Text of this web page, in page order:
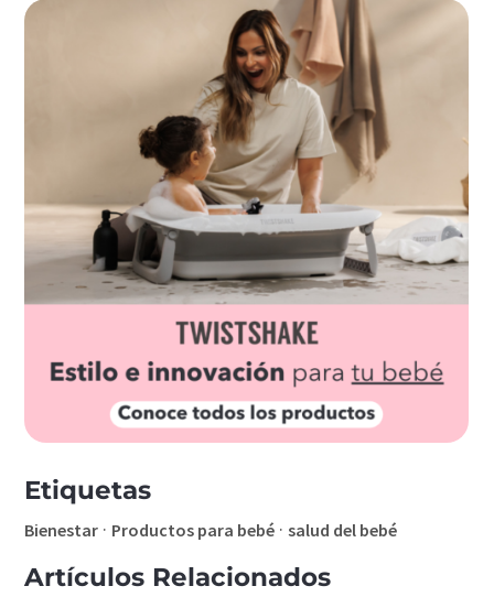
Etiquetas
Bienestar · Productos para bebé ·salud del bebé
Artículos Relacionados